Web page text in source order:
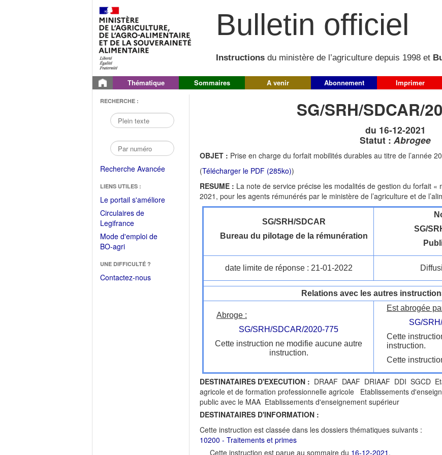
Bulletin officiel
Instructions du ministère de l’agriculture depuis 1998 et
Thématique Sommaires A venir Abonnement Imprimer
RECHERCHE :
Recherche Avancée
LIENS UTILES :
Le portail s'améliore(Fichier
Circulaires de
Legifrance(Ouvrir
dans
une
fenêtre)
Mode d'emploi de
BO-agri(Ouvrir
une
nouvelle
UNE DIFFICULTÉ ?
Contactez-nous
SG/SRH/SDCAR/
du 16-12-2021
Statut : Abrogee
OBJET : Prise en charge du forfait mobilités durables au titre de l’année
(Télécharger le PDF (285ko))
RESUME : La note de service précise les modalités de gestion du forfait «
2021, pour les agents rémunérés par le ministère de l’agriculture et de
SG/SRH/SDCAR
Bureau du pilotage de la rémunération
SG/
date limite de réponse : 21-01-2022
Relations avec les autres
Abroge :
SG/SRH/SDCAR/2020-775
Cette instruction ne modifie aucune autre
instruction.
Est abrogée
SG/
Cette
instruction.
Cette
DESTINATAIRES D'EXECUTION : DRAAF DAAF DRIAAF DDI SGCD
agricole et de formation professionnelle agricole Etablissements
public avec le MAA Etablissements d'enseignement supérieur
DESTINATAIRES D'INFORMATION :
Cette instruction est classée dans les dossiers thématiques suivants :
10200 - Traitements et primes
Cette instruction est parue au sommaire du 16-12-2021 .